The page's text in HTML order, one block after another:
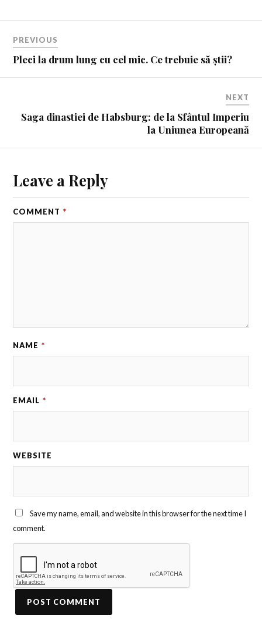
PREVIOUS
Pleci la drum lung cu cel mic. Ce trebuie să știi?
NEXT
Saga dinastiei de Habsburg: de la Sfântul Imperiu
la Uniunea Europeană
Leave a Reply
COMMENT *
NAME *
EMAIL *
WEBSITE
Save my name, email, and website in this browser for the next time I
comment.